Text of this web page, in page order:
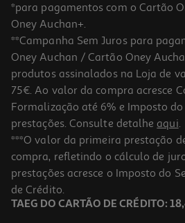
3.1
Cabo Lightning Qilive 142746 Preto 1.2m
11.99 €/un
11,99 €
*para pagamentos com o Cartão
Oney Auchan+.
**Campanha Sem Juros para
Oney Auchan / Cartão Oney
produtos assinalados na Loja de
75€. Ao valor da compra acresce
Formalização até 6% e Imposto
prestações. Consulte detalhe aqui.
***O valor da primeira prestação
compra, refletindo o cálculo de
prestações acresce o Imposto do
de Crédito.
TAEG DO CARTÃO DE CRÉDITO: